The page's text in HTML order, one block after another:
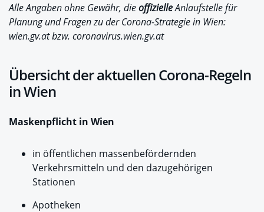
Alle Angaben ohne Gewähr, dieoffizielleAnlaufstelle für
Planung und Fragen zu der Corona-Strategie in Wien:
wien.gv.at bzw. coronavirus.wien.gv.at
Übersicht der aktuellen Corona-Regeln
in Wien
Maskenpflicht in Wien
in öffentlichen massenbefördernden
Verkehrsmitteln und den dazugehörigen
Stationen
Apotheken